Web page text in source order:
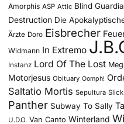
Amorphis ASP Attic Blind
Destruction Die
Ärzte Doro Eisbrecher
Widmann In Extremo
Instanz Lord Of The Lost
Motorjesus Obituary Oomph!
Saltatio Mortis Sepultura
Panther Subway To Sally
U.D.O. Van Canto Winterland